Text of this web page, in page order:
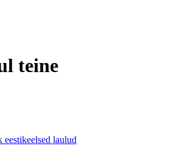
teine
eestikeelsed laulud